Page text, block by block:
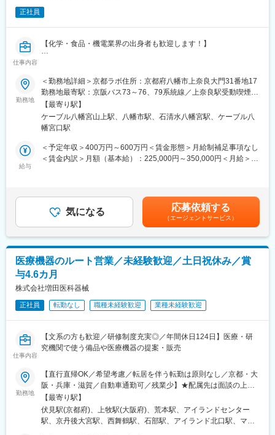
正社員
仕事内容
【化学・食品・機電業界の出身者も歓迎します！】
今回は、放射性医薬品の製造職を募集します。
■医薬品原料生成のための機械（サイクロン）の操作・管理
■医薬品原料を合成装置にて製剤化
■出荷のための包装及び梱包
■生産業務にかかる文書作成
■生産工程や生産業務の効率化・改良改善活動
■製造所の管理（各種試薬や備品等の管理）
【働き方】
・8:45～17:15、0:00～8:30、23:00～翌7:30、22:30～翌7:00、
0:30～9:00、1:00～9:30、2:00～ 10:30、1:30～10:00、3:00～
11:30、3:30～12:00、17:00～翌1:30、5:30～14:00、8:00～
・配属先ラボによりシフトは異なります。
・出荷時間/作業内容の変更に伴い、業務上シフトがごくまれに変
更となる場合がございます。
大幅にシフトが変わる訳ではなく、基本的には提示させて頂いて
【やりがい】
ます。その検査結果は癌の早期発見につながり、治療方針の決定
に大きな影響を及ぼします。質の高い製品を作ることができれ
仕事です。
【放射性医薬品とは】
ごく弱い放射線を出す成分を含んだ薬のことです。診断や治療に
使われ、体の中に入ると、特定の臓器や病気の場所に集まるよう
勤務地
＜勤務地詳細＞京都ラボ住所：京都府八幡市上奈良大門31番地17
勤務地最寄駅：京阪バス73～76、79系統線／上奈良駅受動喫煙対
策：敷地内全面禁煙変更の範囲：会社の定める事業所
【最寄り駅】
ケーブル八幡宮山上駅、八幡市駅、石清水八幡宮駅、ケーブル八
幡宮口駅
給与
＜予定年収＞400万円～600万円＜賃金形態＞月給制補足事項なし
＜賃金内訳＞月額（基本給）：225,000円～350,000円＜月給＞
績のターゲット100％達成の場合支給■昇給：年1回賃金はあくま
でも目安の金額であり、選考を通じて上下する可能性がありま
す。月給(月額)は固定手当を含めた表記です。
気になる 応募依頼する
（エージェントサービス）
医療機器のルート営業／未経験歓迎／土日祝休み／賞
与4.6カ月
株式会社増田医科器械
正社員 転勤なし 職種未経験歓迎 業種未経験歓迎
仕事内容
【文系の方も歓迎／研修制度充実◎／年間休日124日】医療・研
究機関で使う備品や医療機器の提案・販売
勤務地
【直行直帰OK／希望考慮／転居を伴う転勤は原則なし／京都・大
阪・兵庫・滋賀／自動車通勤可／残業少】★配属先は面談の上、
希望を考慮して決定します★営業車での自動車通勤可★直行直帰
も可能★転居を伴う転勤は原則なし………………通勤につい
て………………営業車での車通勤もOK！自宅近くに駐車場を借り
【最寄り駅】
伏見駅(京都府)、上牧駅(大阪府)、荒本駅、アイランドセンター
駅、京丹後大宮駅、西舞鶴駅、石部駅、アイランド北口駅、マリ